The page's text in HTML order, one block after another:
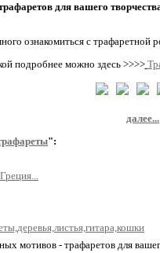
для вашего
ознакомиться с трафаретной
подробнее можно здесь >>>>
далее...
":
мотивов - трафаретов для